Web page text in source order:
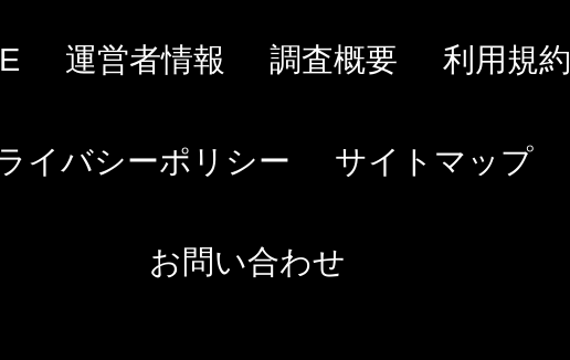
運営者情報 調査概要 利用規約
イバシーポリシー サイトマップ
お問い合わせ